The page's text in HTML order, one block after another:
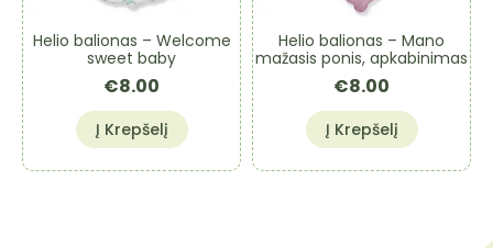
Helio balionas – Welcome
sweet baby
€8.00
Į Krepšelį
Helio balionas – Mano
mažasis ponis, apkabinimas
€8.00
Į Krepšelį